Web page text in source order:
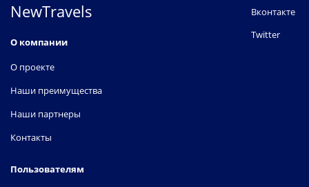
NewTravels
О компании
О проекте
Наши преимущества
Наши партнеры
Контакты
Пользователям
Вконтакте
Twitter